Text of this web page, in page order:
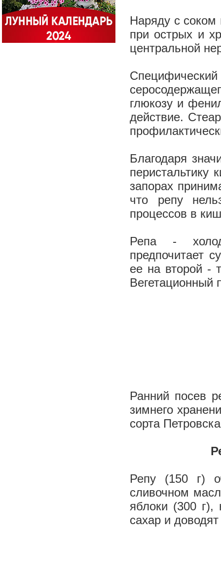
Наряду с соком
при острых и
центральной
глюкозу и
действие.
Благодаря
перистальтику
запорах
что репу
процессов в
Репа -
предпочитает
ее на второй -
Вегетационный
Ранний посев
зимнего
сорта
Репу (150 г)
сливочном
яблоки (300
сахар и